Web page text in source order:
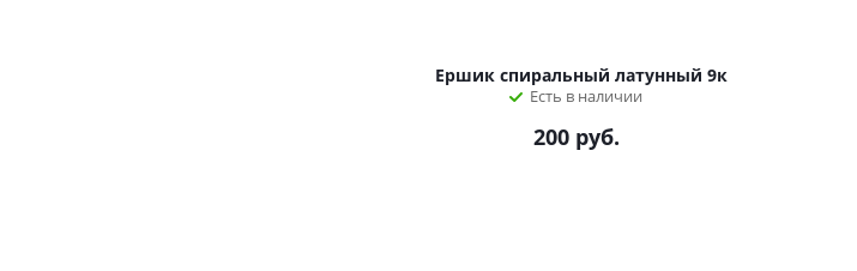
Ершик спиральный латунный 9к
Есть в наличии
200 руб.